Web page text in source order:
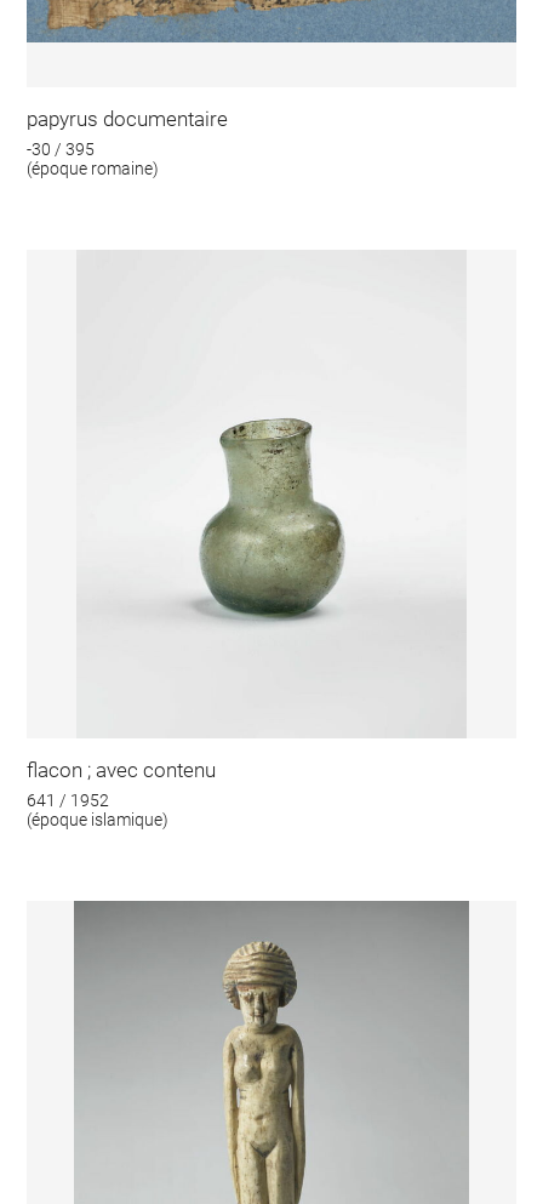
papyrus documentaire
-30 / 395
(époque romaine)
flacon ; avec contenu
641 / 1952
(époque islamique)